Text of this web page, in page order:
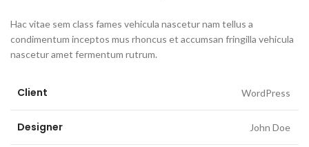
Hac vitae sem class fames vehicula nascetur nam tellus a
condimentum inceptos mus rhoncus et accumsan fringilla vehicula
nascetur amet fermentum rutrum.
Client WordPress
Designer John Doe